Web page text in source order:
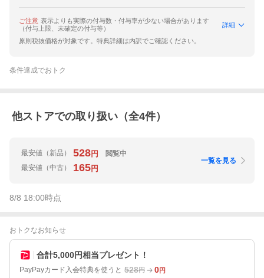
ご注意 表示よりも実際の付与数・付与率が少ない場合があります
（付与上限、未確定の付与等）
詳細
原則税抜価格が対象です。特典詳細は内訳でご確認ください。
条件達成でおトク
他ストアでの取り扱い（全4件）
最安値 （新品） 528円
閲覧中
最安値 （中古） 165円
一覧を見る
8/8 18:00時点
おトクなお知らせ
合計5,000円相当プレゼント！
PayPayカード入会特典を使うと 528円 0円